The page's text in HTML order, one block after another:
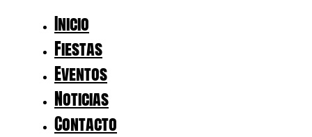
Inicio
Fiestas
Eventos
Noticias
Contacto